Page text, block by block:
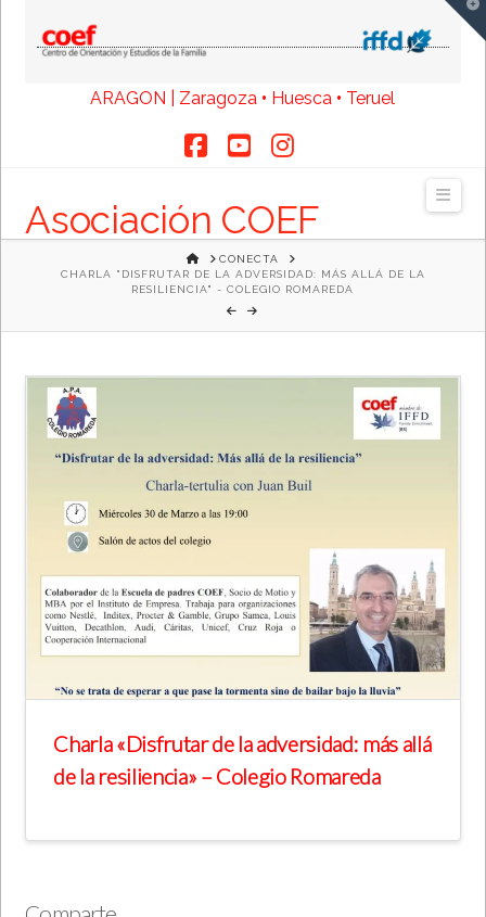
ARAGON | Zaragoza • Huesca • Teruel
Asociación COEF
HOMECONECTA
CHARLA "DISFRUTAR DE LA ADVERSIDAD: MÁS ALLÁ DE LA
RESILIENCIA" - COLEGIO ROMAREDA
Charla «Disfrutar de la adversidad: más allá
de la resiliencia» – Colegio Romareda